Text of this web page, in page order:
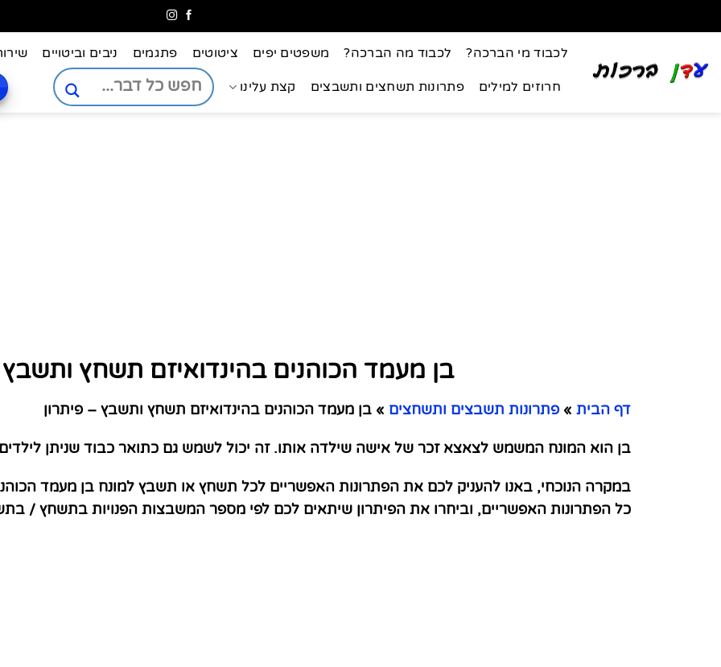
לכבוד מי הברכה? לכבוד מה הברכה? משפטים יפים ציטוטים פתגמים ניבים וביטויים
חרוזים למילים פתרונות תשחצים ותשבצים קצת עלינו
בן מעמד הכוהנים בהינדואיזם תשחץ ותשבץ
דף הבית » פתרונות תשבצים ותשחצים » בן מעמד הכוהנים בהינדואיזם תשחץ ותשבץ – פיתרון
בן הוא המונח המשמש לצאצא זכר של אישה שילדה אותו. זה יכול לשמש גם כתואר כבוד שניתן
במקרה הנוכחי, באנו להעניק לכם את הפתרונות האפשריים לכל תשחץ או תשבץ למונח בן מעמד
כל הפתרונות האפשריים, וביחרו את הפיתרון שיתאים לכם לפי מספר המשבצות הפנויות בתשחץ /